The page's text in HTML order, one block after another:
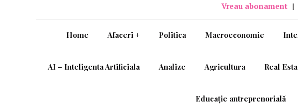
Vreau abonament |
Home Afaceri + Politica Macroeconomie
AI – Inteligenta Artificiala Analize Agricultura Real
Educație antreprenorială